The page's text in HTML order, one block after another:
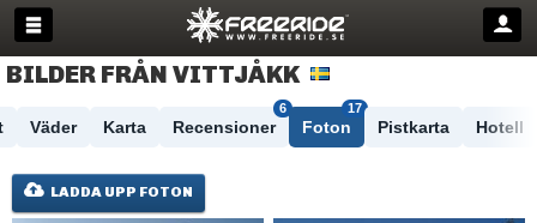
BILDER FRÅN VITTJÅKK
Väder Karta Recensioner
6
Foton
17
Pistkarta Hotell
LADDA UPP FOTON